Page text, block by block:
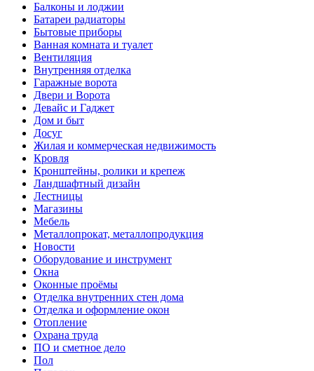
Балконы и лоджии
Батареи радиаторы‎
Бытовые приборы
Ванная комната и туалет
Вентиляция
Внутренняя отделка
Гаражные ворота
Двери и Ворота
Девайс и Гаджет
Дом и быт
Досуг
Жилая и коммерческая недвижимость
Кровля
Кронштейны, ролики и крепеж
Ландшафтный дизайн
Лестницы
Магазины
Мебель
Металлопрокат, металлопродукция
Новости
Оборудование и инструмент
Окна
Оконные проёмы
Отделка внутренних стен дома
Отделка и оформление окон
Отопление
Охрана труда
ПО и сметное дело
Пол